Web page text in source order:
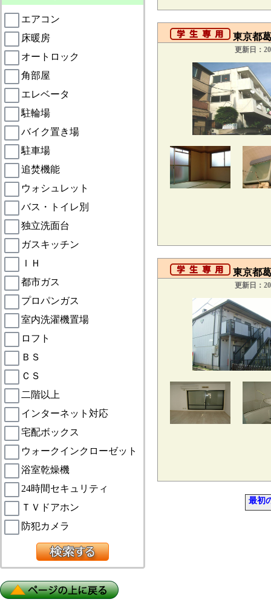
エアコン
床暖房
オートロック
角部屋
エレベータ
駐輪場
バイク置き場
駐車場
追焚機能
ウォシュレット
バス・トイレ別
独立洗面台
ガスキッチン
ＩＨ
都市ガス
プロパンガス
室内洗濯機置場
ロフト
ＢＳ
ＣＳ
二階以上
インターネット対応
宅配ボックス
ウォークインクローゼット
浴室乾燥機
24時間セキュリティ
ＴＶドアホン
防犯カメラ
東京都
更新日：
東京都
更新日：
最初